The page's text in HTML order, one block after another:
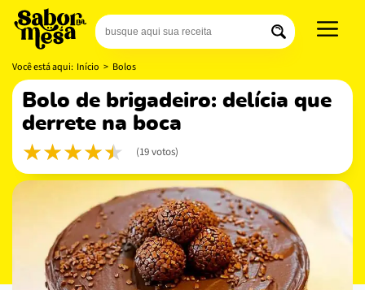
Você está aqui: Início > Bolos
bolo de brigadeiro: delícia que
derrete na boca
(19 votos)